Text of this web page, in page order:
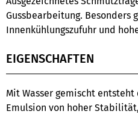
Gussbearbeitung. Besonders
Innenkühlungszufuhr und
EIGENSCHAFTEN
Mit Wasser gemischt
Emulsion von hoher